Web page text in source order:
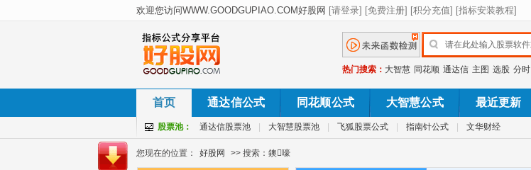
热门搜索： 大智慧 同花顺 通达信 主图 选股 分时
首页 通达信公式 同花顺公式 大智慧公式 最近更新
股票池： 通达信股票池 大智慧股票池 飞狐股票公式 指南针公式 文华财经
您现在的位置： 好股网 >> 搜索：鐭嚎